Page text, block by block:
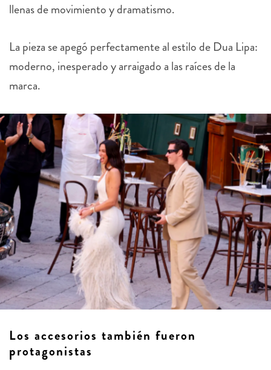
llenas de movimiento y dramatismo.
La pieza se apegó perfectamente al estilo de Dua Lipa:
moderno, inesperado y arraigado a las raíces de la
marca.
Los accesorios también fueron
protagonistas